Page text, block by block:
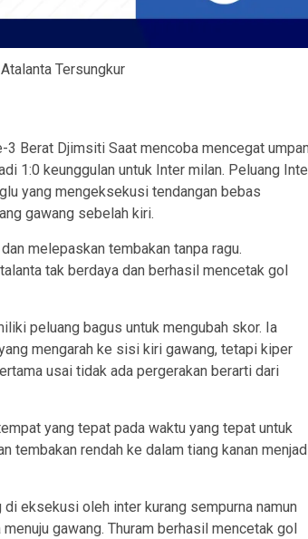
Tersungkur
Berat Djimsiti Saat mencoba mencegat
1:0 keunggulan untuk Inter milan. Peluang
yang mengeksekusi tendangan bebas
gawang sebelah kiri.
melepaskan tembakan tanpa ragu.
tak berdaya dan berhasil mencetak gol
peluang bagus untuk mengubah skor. Ia
mengarah ke sisi kiri gawang, tetapi kiper
usai tidak ada pergerakan berarti dari
yang tepat pada waktu yang tepat untuk
tembakan rendah ke dalam tiang kanan
eksekusi oleh inter kurang sempurna namun
gawang. Thuram berhasil mencetak gol